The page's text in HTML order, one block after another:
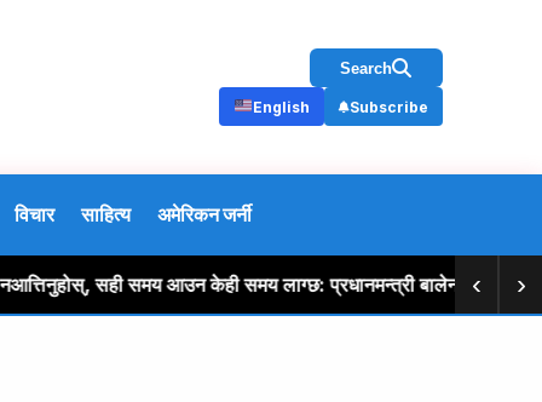
Search
English Subscribe
विचार साहित्य अमेरिकन जर्नी
सही समय आउन केही समय लाग्छ: प्रधानमन्त्री बालेन शाह ‹ ›